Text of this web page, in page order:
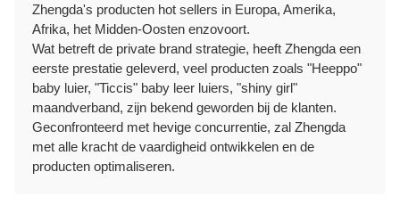
Zhengda's producten hot sellers in Europa, Amerika,
Afrika, het Midden-Oosten enzovoort.
Wat betreft de private brand strategie, heeft Zhengda een
eerste prestatie geleverd, veel producten zoals "Heeppo"
baby luier, "Ticcis" baby leer luiers, "shiny girl"
maandverband, zijn bekend geworden bij de klanten.
Geconfronteerd met hevige concurrentie, zal Zhengda
met alle kracht de vaardigheid ontwikkelen en de
producten optimaliseren.